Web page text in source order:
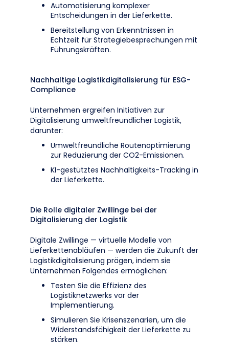
Automatisierung komplexer
Entscheidungen in der Lieferkette.
Bereitstellung von Erkenntnissen in
Echtzeit für Strategiebesprechungen mit
Führungskräften.
Nachhaltige Logistikdigitalisierung für ESG-
Compliance
Unternehmen ergreifen Initiativen zur
Digitalisierung umweltfreundlicher Logistik,
darunter:
Umweltfreundliche Routenoptimierung
zur Reduzierung der CO2-Emissionen.
KI-gestütztes Nachhaltigkeits-Tracking in
der Lieferkette.
Die Rolle digitaler Zwillinge bei der
Digitalisierung der Logistik
Digitale Zwillinge — virtuelle Modelle von
Lieferkettenabläufen — werden die Zukunft der
Logistikdigitalisierung prägen, indem sie
Unternehmen Folgendes ermöglichen:
Testen Sie die Effizienz des
Logistiknetzwerks vor der
Implementierung.
Simulieren Sie Krisenszenarien, um die
Widerstandsfähigkeit der Lieferkette zu
stärken.